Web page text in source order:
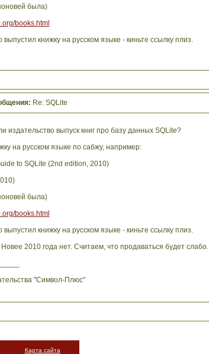
была)
books.html
выпустил книжку на русском языке - киньте ссылку плиз.
Re: SQLite
издательство выпуск книг про базу данных SQLite?
на русском языке по сабжу, например:
to SQLite (2nd edition, 2010)
была)
books.html
выпустил книжку на русском языке - киньте ссылку плиз.
2010 года нет. Считаем, что продаваться будет слабо.
"Символ-Плюс"
Карта сайта